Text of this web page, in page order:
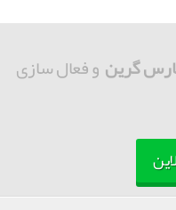
گرینو فعال سازی